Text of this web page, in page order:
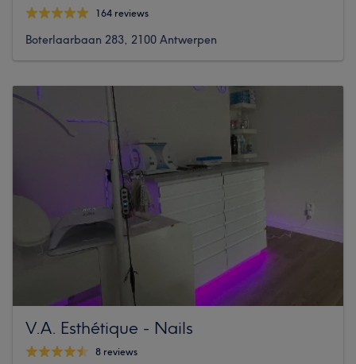
164 reviews
Boterlaarbaan 283, 2100 Antwerpen
V.A. Esthétique - Nails
8 reviews